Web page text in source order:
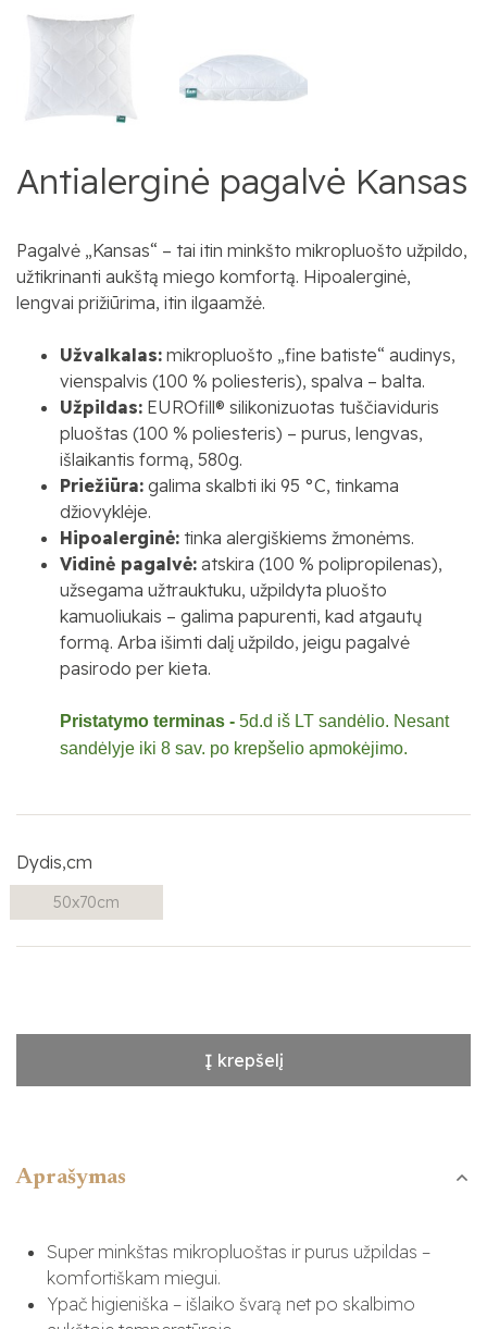
Antialerginė pagalvė Kansas
Pagalvė „Kansas“ – tai itin minkšto mikropluošto užpildo,
užtikrinanti aukštą miego komfortą. Hipoalerginė,
lengvai prižiūrima, itin ilgaamžė.
Užvalkalas: mikropluošto „fine batiste“ audinys,
vienspalvis (100 % poliesteris), spalva – balta.
Užpildas: EUROfill® silikonizuotas tuščiaviduris
pluoštas (100 % poliesteris) – purus, lengvas,
išlaikantis formą, 580g.
Priežiūra: galima skalbti iki 95 °C, tinkama
džiovyklėje.
Hipoalerginė: tinka alergiškiems žmonėms.
Vidinė pagalvė: atskira (100 % polipropilenas),
užsegama užtrauktuku, užpildyta pluošto
kamuoliukais – galima papurenti, kad atgautų
formą. Arba išimti dalį užpildo, jeigu pagalvė
pasirodo per kieta.
Pristatymo terminas - 5d.d iš LT sandėlio. Nesant
sandėlyje iki 8 sav. po krepšelio apmokėjimo.
Dydis,cm
50x70cm
Į krepšelį
Aprašymas
Super minkštas mikropluoštas ir purus užpildas –
komfortiškam miegui.
Ypač higieniška – išlaiko švarą net po skalbimo